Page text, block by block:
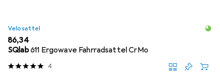
Velosattel
EUR
86,34
SQlab611 Ergowave Fahrradsattel CrMo
4